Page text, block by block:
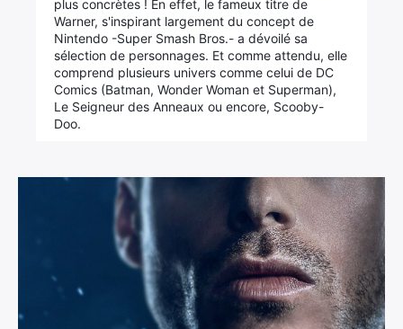
plus concrètes ! En effet, le fameux titre de
Warner, s'inspirant largement du concept de
Nintendo -Super Smash Bros.- a dévoilé sa
sélection de personnages. Et comme attendu, elle
comprend plusieurs univers comme celui de DC
Comics (Batman, Wonder Woman et Superman),
Le Seigneur des Anneaux ou encore, Scooby-
Doo.